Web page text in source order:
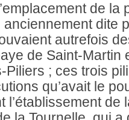
de la
anciennement dite
autrefois
de Saint-Martin
Piliers ; ces trois
qu’avait le
l’établissement